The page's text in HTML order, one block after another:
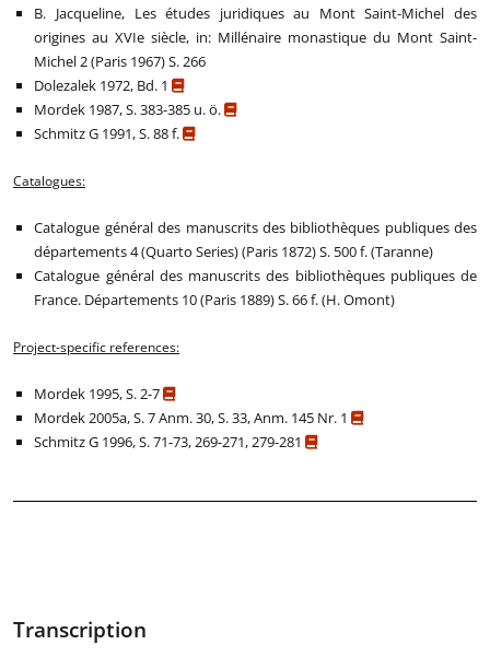
B. Jacqueline, Les études juridiques au Mont Saint-Michel des
origines au XVIe siècle, in: Millénaire monastique du Mont Saint-
Michel 2 (Paris 1967) S. 266
Dolezalek 1972, Bd. 1
Mordek 1987, S. 383-385 u. ö.
Schmitz G 1991, S. 88 f.
Catalogues:
Catalogue général des manuscrits des bibliothèques publiques des
départements 4 (Quarto Series) (Paris 1872) S. 500 f. (Taranne)
Catalogue général des manuscrits des bibliothèques publiques de
France. Départements 10 (Paris 1889) S. 66 f. (H. Omont)
Project-specific references:
Mordek 1995, S. 2-7
Mordek 2005a, S. 7 Anm. 30, S. 33, Anm. 145 Nr. 1
Schmitz G 1996, S. 71-73, 269-271, 279-281
Transcription